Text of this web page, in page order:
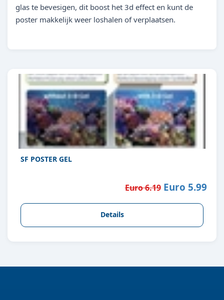
glas te bevesigen, dit boost het 3d effect en kunt de
poster makkelijk weer loshalen of verplaatsen.
SF POSTER GEL
Euro 6.19Euro 5.99
Details